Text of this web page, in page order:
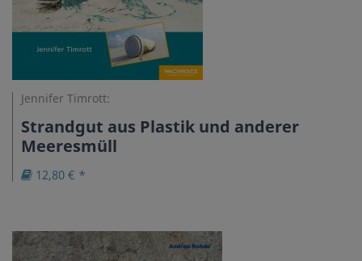
Jennifer Timrott:
Strandgut aus Plastik und anderer
Meeresmüll
12,80 € *